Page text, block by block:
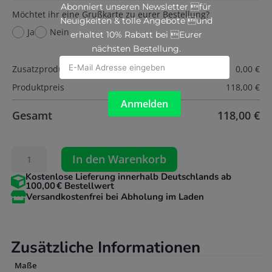
Abonniert unseren Newsletter für
Neuigkeiten & tolle Angebote und
erhaltet 10% Rabatt bei Eurer
nächsten Bestellung.
Anmelden
Möchtet ihr eine Grußkarte zu eurer Bestellung?
Ja
Nein
Zusatzprodukt 0,00€
Produktpreis
118,00€
Gesamt 118,00€
Bijoux
Celeste
mit
Anhänger
In den Warenkorb
Kostenlose Lieferung innerhalb Deutschlands ab
100,00 € Bestellwert
Versandkostenfrei bei Abholung im Laden
Zusätzliche Informationen
Maße